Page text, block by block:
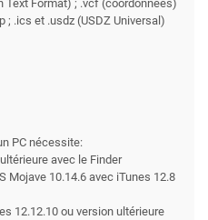
Text Format) ; .vcf (coordonnées)
; .ics et .usdz (USDZ Universal)
PC nécessite:
avec le Finder
Mojave 10.14.6 avec iTunes 12.8
12.12.10 ou version ultérieure